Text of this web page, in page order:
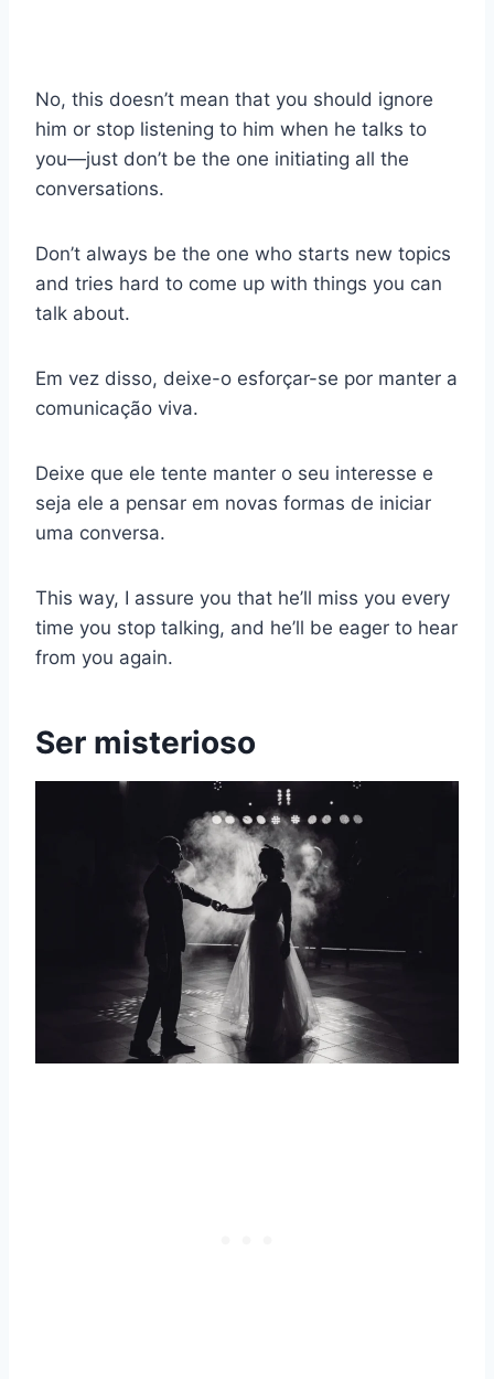
No, this doesn’t mean that you should ignore
him or stop listening to him when he talks to
you—just don’t be the one initiating all the
conversations.
Don’t always be the one who starts new topics
and tries hard to come up with things you can
talk about.
Em vez disso, deixe-o esforçar-se por manter a
comunicação viva.
Deixe que ele tente manter o seu interesse e
seja ele a pensar em novas formas de iniciar
uma conversa.
This way, I assure you that he’ll miss you every
time you stop talking, and he’ll be eager to hear
from you again.
Ser misterioso